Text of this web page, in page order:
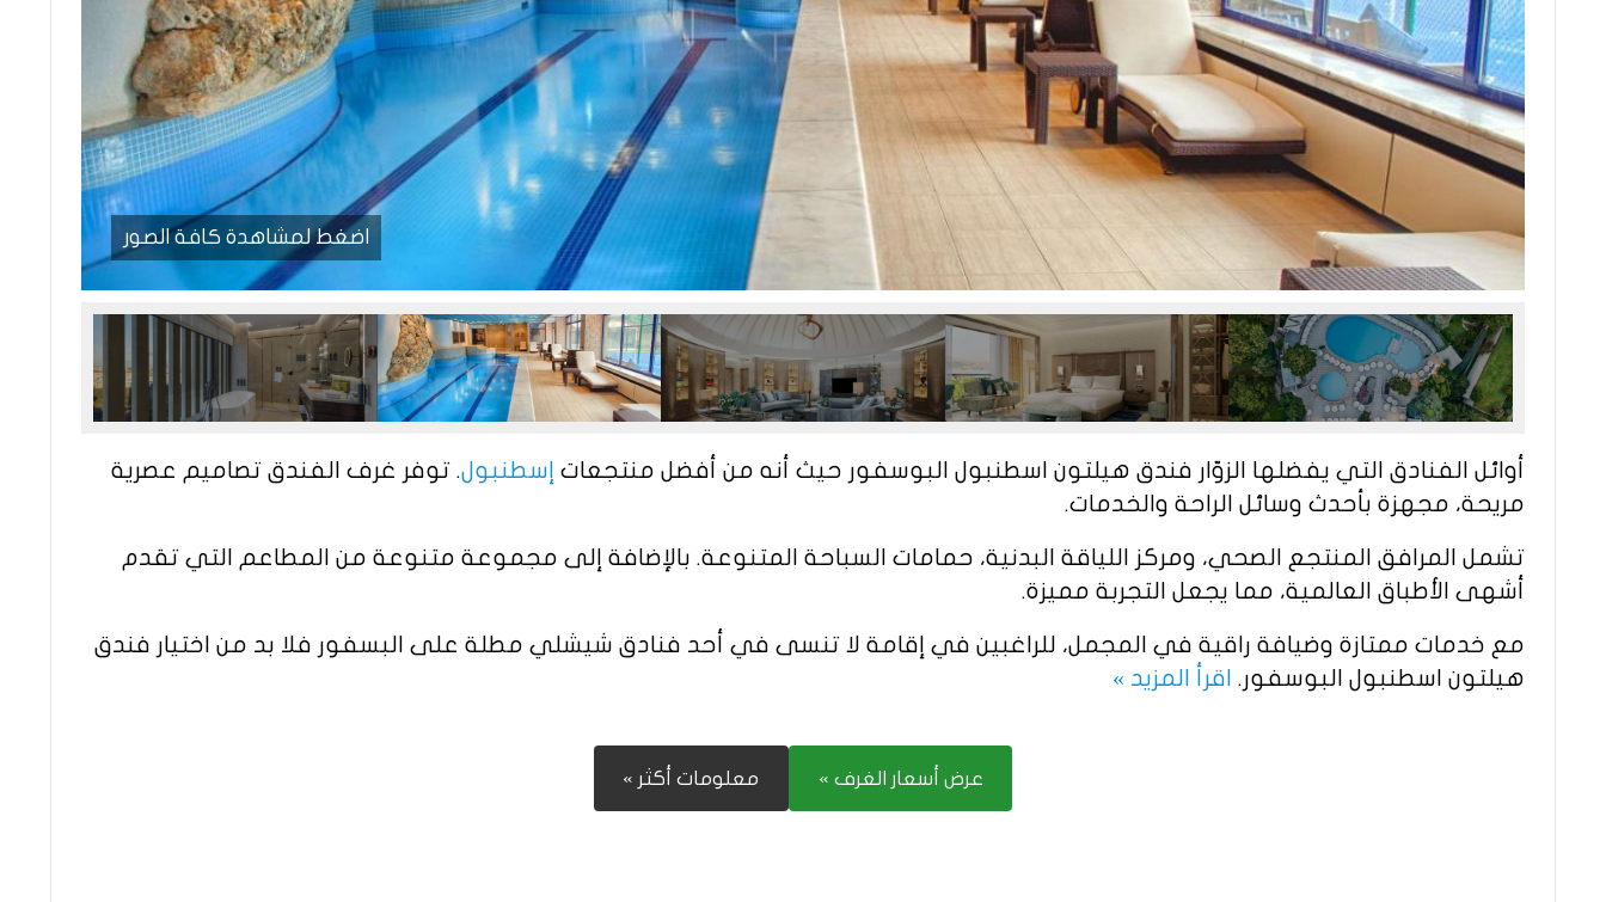
اضغط لمشاهدة كافة الصور
أوائل الفنادق التي يفضلها الزوّار فندق هيلتون اسطنبول البوسفور حيث أنه من أفضل منتجعات إسطنبول. توفر غرف الفندق تصاميم عصرية
مريحة، مجهزة بأحدث وسائل الراحة والخدمات.
تشمل المرافق المنتجع الصحي، ومركز اللياقة البدنية، حمامات السباحة المتنوعة. بالإضافة إلى مجموعة متنوعة من المطاعم التي تقدم
أشهى الأطباق العالمية، مما يجعل التجربة مميزة.
مع خدمات ممتازة وضيافة راقية في المجمل، للراغبين في إقامة لا تنسى في أحد فنادق شيشلي مطلة على البسفور فلا بد من اختيار فندق
هيلتون اسطنبول البوسفور. اقرأ المزيد »
عرض أسعار الغرف » معلومات أكثر »